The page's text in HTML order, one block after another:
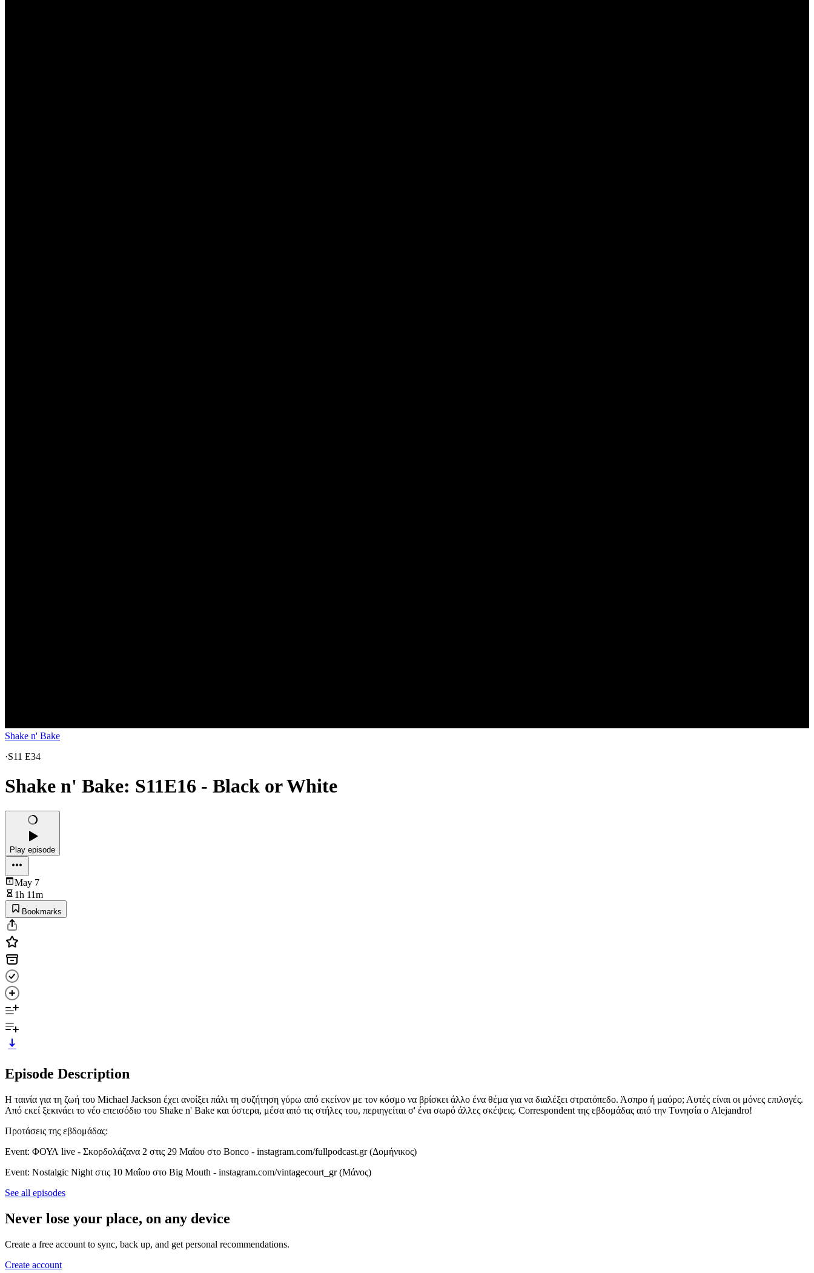
Shake n' Bake
·S11 E34
Shake n' Bake: S11E16 - Black or White
Play episode
May 7
1h 11m
Bookmarks
Episode Description
Η ταινία για τη ζωή του Michael Jackson έχει ανοίξει πάλι τη συζήτηση γύρω από εκείνον με τον κόσμο να βρίσκει άλλο ένα θέμα για να διαλέξει στρατόπεδο. Άσπρο ή μαύρο; Αυτές είναι οι μόνες επιλογές.
Από εκεί ξεκινάει το νέο επεισόδιο του Shake n' Bake και ύστερα, μέσα από τις στήλες του, περιηγείται σ' ένα σωρό άλλες σκέψεις. Correspondent της εβδομάδας από την Τυνησία ο Alejandro!
Προτάσεις της εβδομάδας:
Event: ΦΟΥΛ live - Σκορδολάζανα 2 στις 29 Μαΐου στο Bonco - instagram.com/fullpodcast.gr (Δομήνικος)
Event: Nostalgic Night στις 10 Μαΐου στο Big Mouth - instagram.com/vintagecourt_gr (Μάνος)
See all episodes
Never lose your place, on any device
Create a free account to sync, back up, and get personal recommendations.
Create account